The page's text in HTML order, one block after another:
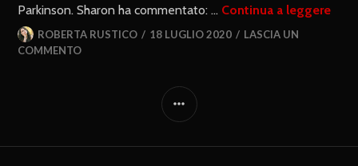
Parkinson. Sharon ha commentato: … Continua a leggere
ROBERTA RUSTICO 18 LUGLIO 2020
LASCIA UN
COMMENTO